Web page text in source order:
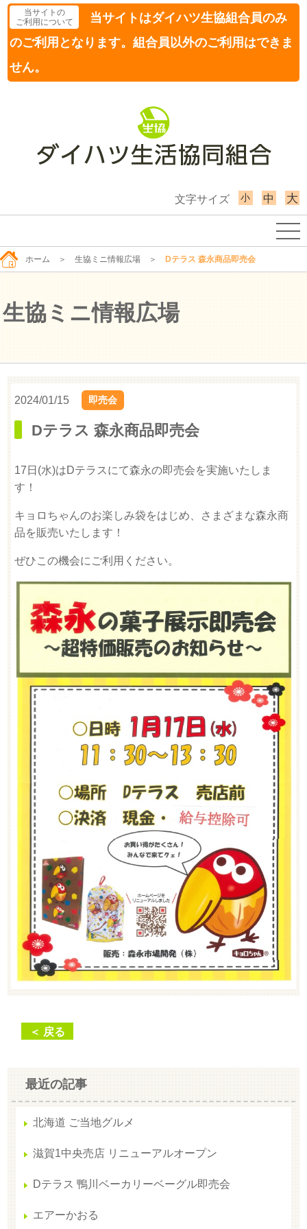
当サイトの
ご利用について
当サイトはダイハツ生協組合員のみ
のご利用となります。組合員以外のご利用はできま
せん。
文字サイズ 小 中 大
ホーム ＞ 生協ミニ情報広場 ＞ Dテラス 森永商品即売会
生協ミニ情報広場
2024/01/15 即売会
Dテラス 森永商品即売会
17日(水)はDテラスにて森永の即売会を実施いたしま
す！
キョロちゃんのお楽しみ袋をはじめ、さまざまな森永商
品を販売いたします！
ぜひこの機会にご利用ください。
＜ 戻る
最近の記事
北海道 ご当地グルメ
滋賀1中央売店 リニューアルオープン
Dテラス 鴨川ベーカリーベーグル即売会
エアーかおる